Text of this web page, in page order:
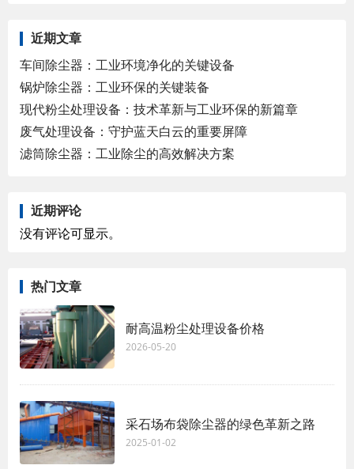
近期文章
车间除尘器：工业环境净化的关键设备
锅炉除尘器：工业环保的关键装备
现代粉尘处理设备：技术革新与工业环保的新篇章
废气处理设备：守护蓝天白云的重要屏障
滤筒除尘器：工业除尘的高效解决方案
近期评论
没有评论可显示。
热门文章
耐高温粉尘处理设备价格
2026-05-20
采石场布袋除尘器的绿色革新之路
2025-01-02